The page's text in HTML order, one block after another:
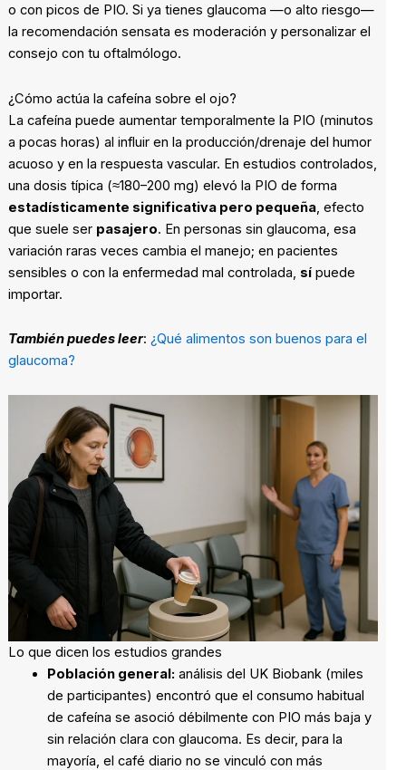
o con picos de PIO. Si ya tienes glaucoma —o alto riesgo—
la recomendación sensata es moderación y personalizar el
consejo con tu oftalmólogo.
¿Cómo actúa la cafeína sobre el ojo?
La cafeína puede aumentar temporalmente la PIO (minutos
a pocas horas) al influir en la producción/drenaje del humor
acuoso y en la respuesta vascular. En estudios controlados,
una dosis típica (≈180–200 mg) elevó la PIO de forma
estadísticamente significativa pero pequeña, efecto
que suele ser pasajero. En personas sin glaucoma, esa
variación raras veces cambia el manejo; en pacientes
sensibles o con la enfermedad mal controlada, sípuede
importar.
También puedes leer: ¿Qué alimentos son buenos para el
glaucoma?
Lo que dicen los estudios grandes
Población general: análisis del UK Biobank (miles
de participantes) encontró que el consumo habitual
de cafeína se asoció débilmente con PIO más baja y
sin relación clara con glaucoma. Es decir, para la
mayoría, el café diario no se vinculó con más